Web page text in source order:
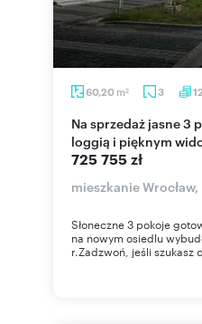
60,20 m2 3
Na sprzedaż jasne 3 pokoje 60,2 m² z
loggią i pięknym
725 755 zł
mieszkanie
Słoneczne 3 pokoje
na nowym osiedlu
r.Zadzwoń, jeśli